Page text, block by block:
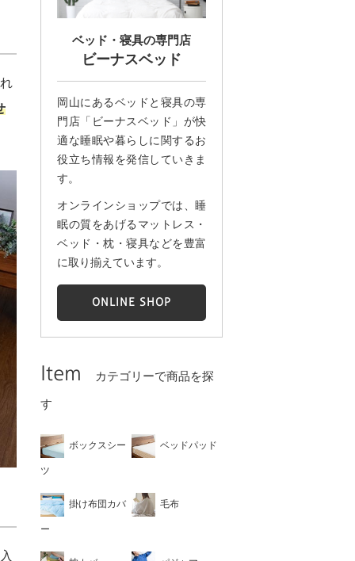
ベッド・寝具の専門店
ビーナスベッド
岡山にあるベッドと寝具の専
門店「ビーナスベッド」が快
適な睡眠や暮らしに関するお
役立ち情報を発信していきま
す。
オンラインショップでは、睡
眠の質をあげるマットレス・
ベッド・枕・寝具などを豊富
に取り揃えています。
ONLINE SHOP
Item
カテゴリーで商品を探
す
ボックスシー
ツ
ベッドパッド
掛け布団カバ
ー
毛布